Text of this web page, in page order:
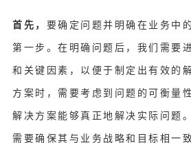
首先， 要确定问题并明确在业务中
第一步。在明确问题后，我们需要
和关键因素，以便于制定出有效的
方案时，需要考虑到问题的可衡量
解决方案能够真正地解决实际问题
需要确保其与业务战略和目标相一